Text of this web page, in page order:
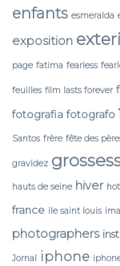
enfants esmeralda
exposition
page fatima fearless
feuilles film lasts forever
fotografia fotografo
Santos frère fête des
gravidez
hauts de seine hiver
france ile saint louis
photographers
Jornal iphone